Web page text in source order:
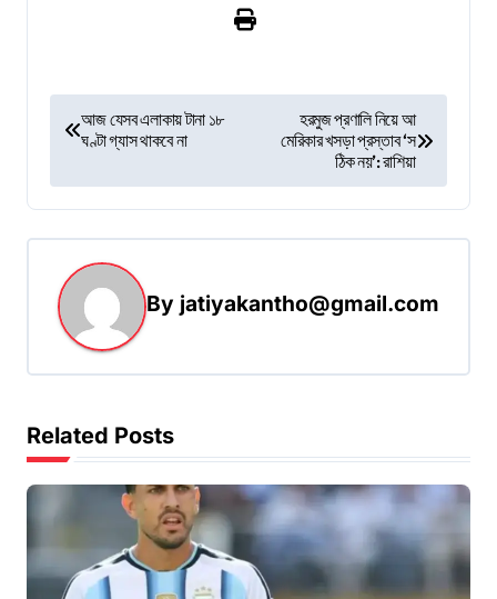
s
t
a
v
i
a
t
i
o
n
আজ যেসব এলাকায় টানা ১৮
ঘণ্টা গ্যাস থাকবে না
হরমুজ প্রণালি নিয়ে আ
মেরিকার খসড়া প্রস্তাব ‘স
ঠিক নয়’: রাশিয়া
By jatiyakantho@gmail.com
Related Posts